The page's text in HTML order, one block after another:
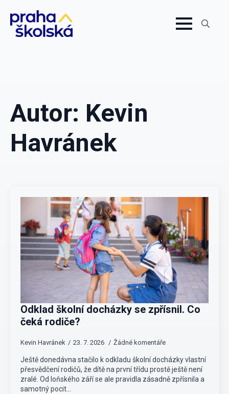
Autor: Kevin
Havránek
Odklad školní docházky se zpřísnil. Co
čeká rodiče?
Kevin Havránek 23. 7. 2026 Žádné komentáře
Ještě donedávna stačilo k odkladu školní docházky vlastní
přesvědčení rodičů, že dítě na první třídu prostě ještě není
zralé. Od loňského září se ale pravidla zásadně zpřísnila a
samotný pocit…